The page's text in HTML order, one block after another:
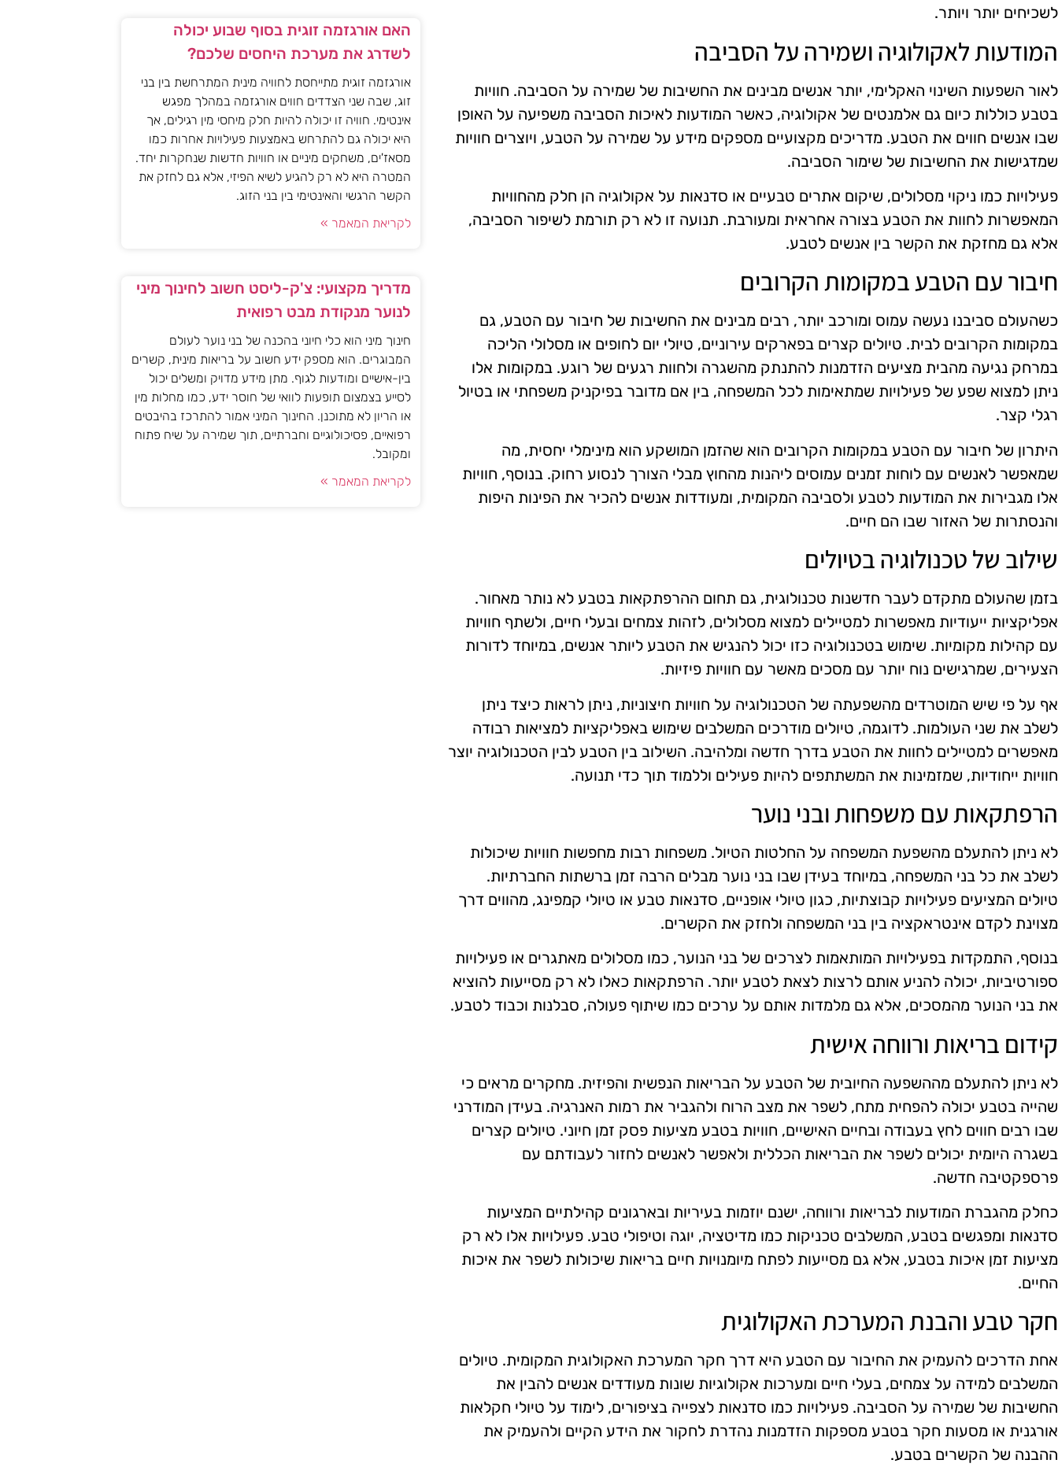
לשכיחים יותר ויותר.
המודעות לאקולוגיה ושמירה על הסביבה
לאור השפעות השינוי האקלימי, יותר אנשים מבינים את החשיבות של שמירה על הסביבה. חוויות
בטבע כוללות כיום גם אלמנטים של אקולוגיה, כאשר המודעות לאיכות הסביבה משפיעה על האופן
שבו אנשים חווים את הטבע. מדריכים מקצועיים מספקים מידע על שמירה על הטבע, ויוצרים חוויות
שמדגישות את החשיבות של שימור הסביבה.
פעילויות כמו ניקוי מסלולים, שיקום אתרים טבעיים או סדנאות על אקולוגיה הן חלק מהחוויות
המאפשרות לחוות את הטבע בצורה אחראית ומעורבת. תנועה זו לא רק תורמת לשיפור הסביבה,
אלא גם מחזקת את הקשר בין אנשים לטבע.
חיבור עם הטבע במקומות הקרובים
כשהעולם סביבנו נעשה עמוס ומורכב יותר, רבים מבינים את החשיבות של חיבור עם הטבע, גם
במקומות הקרובים לבית. טיולים קצרים בפארקים עירוניים, טיולי יום לחופים או מסלולי הליכה
במרחק נגיעה מהבית מציעים הזדמנות להתנתק מהשגרה ולחוות רגעים של רוגע. במקומות אלו
ניתן למצוא שפע של פעילויות שמתאימות לכל המשפחה, בין אם מדובר בפיקניק משפחתי או בטיול
רגלי קצר.
היתרון של חיבור עם הטבע במקומות הקרובים הוא שהזמן המושקע הוא מינימלי יחסית, מה
שמאפשר לאנשים עם לוחות זמנים עמוסים ליהנות מהחוץ מבלי הצורך לנסוע רחוק. בנוסף, חוויות
אלו מגבירות את המודעות לטבע ולסביבה המקומית, ומעודדות אנשים להכיר את הפינות היפות
והנסתרות של האזור שבו הם חיים.
שילוב של טכנולוגיה בטיולים
בזמן שהעולם מתקדם לעבר חדשנות טכנולוגית, גם תחום ההרפתקאות בטבע לא נותר מאחור.
אפליקציות ייעודיות מאפשרות למטיילים למצוא מסלולים, לזהות צמחים ובעלי חיים, ולשתף חוויות
עם קהילות מקומיות. שימוש בטכנולוגיה כזו יכול להנגיש את הטבע ליותר אנשים, במיוחד לדורות
הצעירים, שמרגישים נוח יותר עם מסכים מאשר עם חוויות פיזיות.
אף על פי שיש המוטרדים מהשפעתה של הטכנולוגיה על חוויות חיצוניות, ניתן לראות כיצד ניתן
לשלב את שני העולמות. לדוגמה, טיולים מודרכים המשלבים שימוש באפליקציות למציאות רבודה
מאפשרים למטיילים לחוות את הטבע בדרך חדשה ומלהיבה. השילוב בין הטבע לבין הטכנולוגיה יוצר
חוויות ייחודיות, שמזמינות את המשתתפים להיות פעילים וללמוד תוך כדי תנועה.
הרפתקאות עם משפחות ובני נוער
לא ניתן להתעלם מהשפעת המשפחה על החלטות הטיול. משפחות רבות מחפשות חוויות שיכולות
לשלב את כל בני המשפחה, במיוחד בעידן שבו בני נוער מבלים הרבה זמן ברשתות החברתיות.
טיולים המציעים פעילויות קבוצתיות, כגון טיולי אופניים, סדנאות טבע או טיולי קמפינג, מהווים דרך
מצוינת לקדם אינטראקציה בין בני המשפחה ולחזק את הקשרים.
בנוסף, התמקדות בפעילויות המותאמות לצרכים של בני הנוער, כמו מסלולים מאתגרים או פעילויות
ספורטיביות, יכולה להניע אותם לרצות לצאת לטבע יותר. הרפתקאות כאלו לא רק מסייעות להוציא
את בני הנוער מהמסכים, אלא גם מלמדות אותם על ערכים כמו שיתוף פעולה, סבלנות וכבוד לטבע.
קידום בריאות ורווחה אישית
לא ניתן להתעלם מההשפעה החיובית של הטבע על הבריאות הנפשית והפיזית. מחקרים מראים כי
שהייה בטבע יכולה להפחית מתח, לשפר את מצב הרוח ולהגביר את רמות האנרגיה. בעידן המודרני
שבו רבים חווים לחץ בעבודה ובחיים האישיים, חוויות בטבע מציעות פסק זמן חיוני. טיולים קצרים
בשגרה היומית יכולים לשפר את הבריאות הכללית ולאפשר לאנשים לחזור לעבודתם עם
פרספקטיבה חדשה.
כחלק מהגברת המודעות לבריאות ורווחה, ישנם יוזמות בעיריות ובארגונים קהילתיים המציעות
סדנאות ומפגשים בטבע, המשלבים טכניקות כמו מדיטציה, יוגה וטיפולי טבע. פעילויות אלו לא רק
מציעות זמן איכות בטבע, אלא גם מסייעות לפתח מיומנויות חיים בריאות שיכולות לשפר את איכות
החיים.
חקר טבע והבנת המערכת האקולוגית
אחת הדרכים להעמיק את החיבור עם הטבע היא דרך חקר המערכת האקולוגית המקומית. טיולים
המשלבים למידה על צמחים, בעלי חיים ומערכות אקולוגיות שונות מעודדים אנשים להבין את
החשיבות של שמירה על הסביבה. פעילויות כמו סדנאות לצפייה בציפורים, לימוד על טיולי חקלאות
אורגנית או מסעות חקר בטבע מספקות הזדמנות נהדרת לחקור את הידע הקיים ולהעמיק את
ההבנה של הקשרים בטבע.
האם אורגזמה זוגית בסוף שבוע יכולה
לשדרג את מערכת היחסים שלכם?
אורגזמה זוגית מתייחסת לחוויה מינית המתרחשת בין בני
זוג, שבה שני הצדדים חווים אורגזמה במהלך מפגש
אינטימי. חוויה זו יכולה להיות חלק מיחסי מין רגילים, אך
היא יכולה גם להתרחש באמצעות פעילויות אחרות כמו
מסאז'ים, משחקים מיניים או חוויות חדשות שנחקרות יחד.
המטרה היא לא רק להגיע לשיא הפיזי, אלא גם לחזק את
הקשר הרגשי והאינטימי בין בני הזוג.
לקריאת המאמר »
מדריך מקצועי: צ'ק-ליסט חשוב לחינוך מיני
לנוער מנקודת מבט רפואית
חינוך מיני הוא כלי חיוני בהכנה של בני נוער לעולם
המבוגרים. הוא מספק ידע חשוב על בריאות מינית, קשרים
בין-אישיים ומודעות לגוף. מתן מידע מדויק ומשלים יכול
לסייע בצמצום תופעות לוואי של חוסר ידע, כמו מחלות מין
או הריון לא מתוכנן. החינוך המיני אמור להתרכז בהיבטים
רפואיים, פסיכולוגיים וחברתיים, תוך שמירה על שיח פתוח
ומקובל.
לקריאת המאמר »